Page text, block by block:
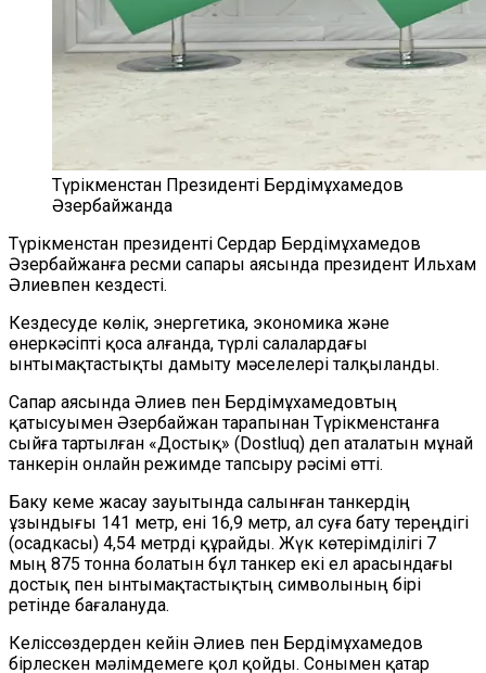
Түрікменстан Президенті Бердімұхамедов
Әзербайжанда
Түрікменстан президенті Сердар Бердімұхамедов
Әзербайжанға ресми сапары аясында президент Ильхам
Әлиевпен кездесті.
Кездесуде көлік, энергетика, экономика және
өнеркәсіпті қоса алғанда, түрлі салалардағы
ынтымақтастықты дамыту мәселелері талқыланды.
Сапар аясында Әлиев пен Бердімұхамедовтың
қатысуымен Әзербайжан тарапынан Түрікменстанға
сыйға тартылған «Достық» (Dostluq) деп аталатын мұнай
танкерін онлайн режимде тапсыру рәсімі өтті.
Баку кеме жасау зауытында салынған танкердің
ұзындығы 141 метр, ені 16,9 метр, ал суға бату тереңдігі
(осадкасы) 4,54 метрді құрайды. Жүк көтерімділігі 7
мың 875 тонна болатын бұл танкер екі ел арасындағы
достық пен ынтымақтастықтың символының бірі
ретінде бағалануда.
Келіссөздерден кейін Әлиев пен Бердімұхамедов
бірлескен мәлімдемеге қол қойды. Сонымен қатар